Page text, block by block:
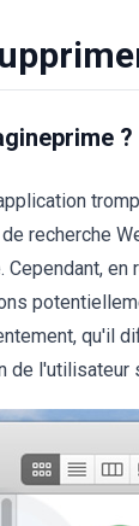
?
recherche
qu'il
de l'utilisateur